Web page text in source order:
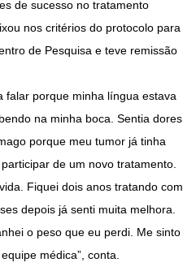
de sucesso no tratamento
nos critérios do protocolo para
de Pesquisa e teve remissão
falar porque minha língua estava
na minha boca. Sentia dores
porque meu tumor já tinha
de um novo tratamento.
Fiquei dois anos tratando com
depois já senti muita melhora.
o peso que eu perdi. Me sinto
médica”, conta.